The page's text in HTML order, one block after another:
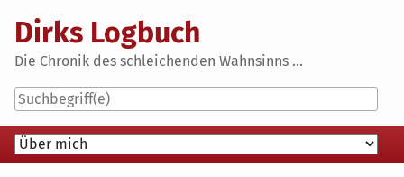
content
Dirks Logbuch
Die Chronik des schleichenden Wahnsinns ...
Navigation